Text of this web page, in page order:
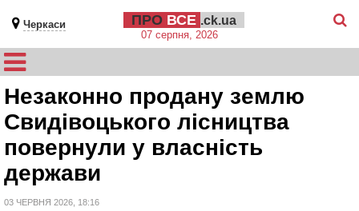
Черкаси ПРО ВСЕ .ck.ua
07 серпня, 2026
Незаконно продану землю
Свидівоцького лісництва
повернули у власність
держави
03 ЧЕРВНЯ 2026, 18:16